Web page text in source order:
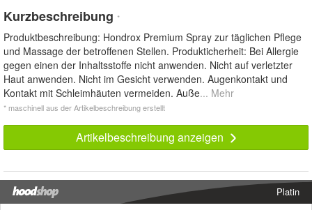
Kurzbeschreibung *
Produktbeschreibung: Hondrox Premium Spray zur täglichen Pflege
und Massage der betroffenen Stellen. Produkticherheit: Bei Allergie
gegen einen der Inhaltsstoffe nicht anwenden. Nicht auf verletzter
Haut anwenden. Nicht im Gesicht verwenden. Augenkontakt und
Kontakt mit Schleimhäuten vermeiden. Auße... Mehr
* maschinell aus der Artikelbeschreibung erstellt
Artikelbeschreibung anzeigen
Platin